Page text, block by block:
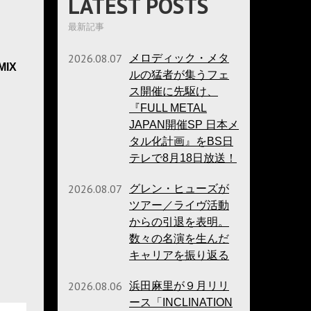
最新記事
2026.08.07
メロディック・メタ
ルの猛者が集うフェ
ス開催に先駆け、
『FULL METAL
JAPAN開催SP 日本メ
タル化計画』をBS日
テレで8月18日放送！
2026.08.07
グレン・ヒューズが
ツアー／ライヴ活動
からの引退を表明。
数々の名演を生んだ
キャリアを振り返る
2026.08.06
浜田麻里が９月リリ
ース「INCLINATION